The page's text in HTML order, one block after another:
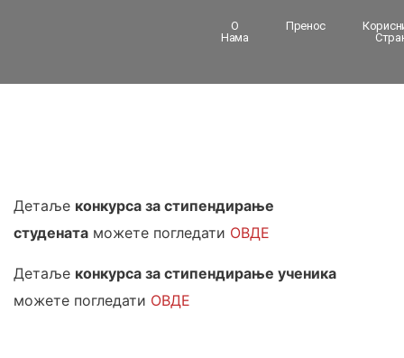
О
Нама
Пренос
Детаље конкурса за стипендирање
студената можете погледати ОВДЕ
Детаље конкурса за стипендирање ученика
можете погледати ОВДЕ